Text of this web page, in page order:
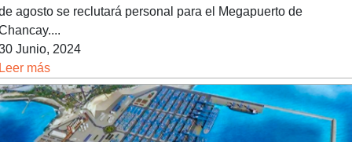
agosto se reclutará personal para el Megapuerto de
Junio, 2024
más